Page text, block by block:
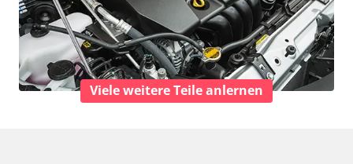
Viele weitere Teile anlernen